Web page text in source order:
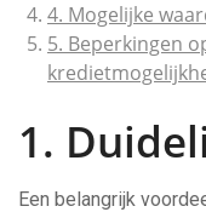
4. Mogelijke
5. Beperkingen
1.
Een belangrijk